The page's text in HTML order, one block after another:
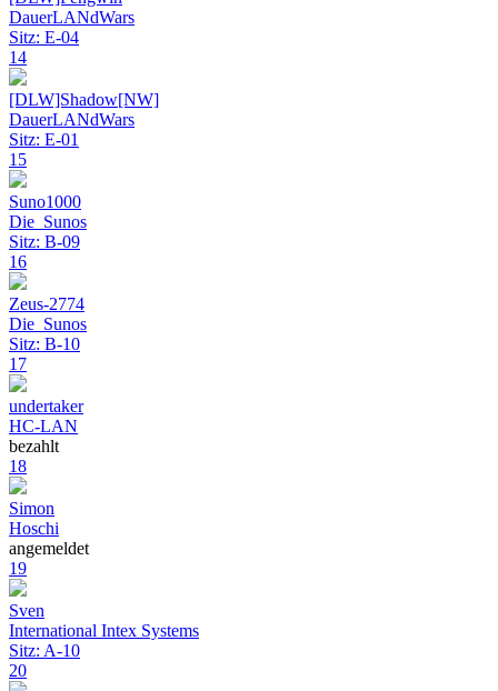
DauerLANdWars
Sitz: E-04
14
[DLW]Shadow[NW]
DauerLANdWars
Sitz: E-01
15
Suno1000
Die_Sunos
Sitz: B-09
16
Zeus-2774
Die_Sunos
Sitz: B-10
17
undertaker
HC-LAN
bezahlt
18
Simon
Hoschi
angemeldet
19
Sven
International Intex Systems
Sitz: A-10
20